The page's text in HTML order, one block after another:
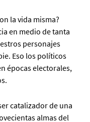
la vida misma?
en medio de tanta
personajes
Eso los políticos
épocas electorales,
catalizador de una
almas del